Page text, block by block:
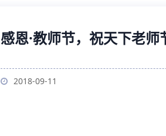
感恩·教师节，祝天下老师
2018-09-11